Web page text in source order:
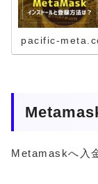
pacific-
Metamaskへ入